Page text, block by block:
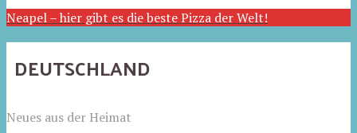
Neapel – hier gibt es die beste Pizza der Welt!
DEUTSCHLAND
Neues aus der Heimat